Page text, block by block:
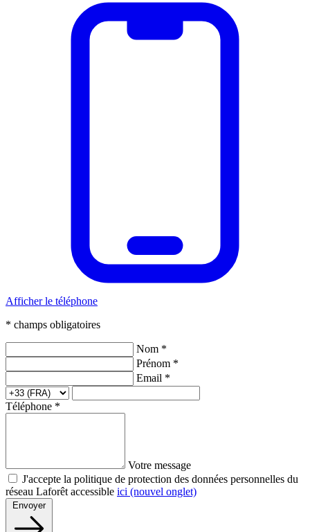
Afficher le téléphone
* champs obligatoires
Nom *
Prénom *
Email *
Téléphone *
Votre message
J'accepte la politique de protection des données personnelles du
réseau Laforêt accessible ici (nouvel onglet)
Envoyer